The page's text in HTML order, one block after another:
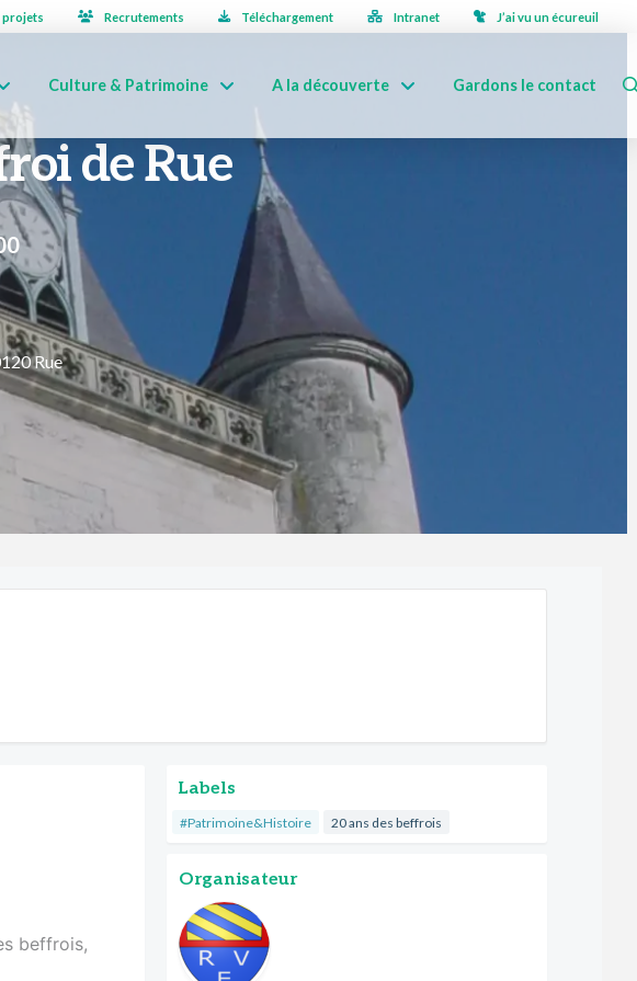
projets Recrutements Téléchargement Intranet J’ai vu un écureuil
Culture & Patrimoine A la découverte Gardons le contact
de Rue
Rue
beffrois,
Labels
#Patrimoine&Histoire 20 ans des beffrois
Organisateur